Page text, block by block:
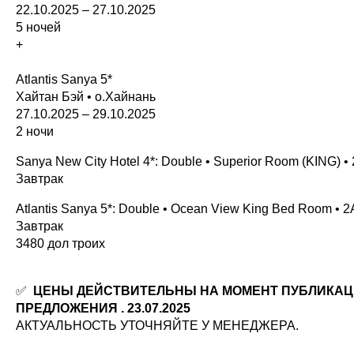
22.10.2025 – 27.10.2025
5 ночей
+
Atlantis Sanya 5*
Хайтан Бэй • о.Хайнань
27.10.2025 – 29.10.2025
2 ночи
Sanya New City Hotel 4*: Double • Superior Room (KING)
Завтрак
Atlantis Sanya 5*: Double • Ocean View King Bed Room •
Завтрак
3480 дол троих
✅
ЦЕНЫ ДЕЙСТВИТЕЛЬНЫ НА МОМЕНТ
ПРЕДЛОЖЕНИЯ . 23.07.2025
АКТУАЛЬНОСТЬ УТОЧНЯЙТЕ У МЕНЕДЖЕРА.